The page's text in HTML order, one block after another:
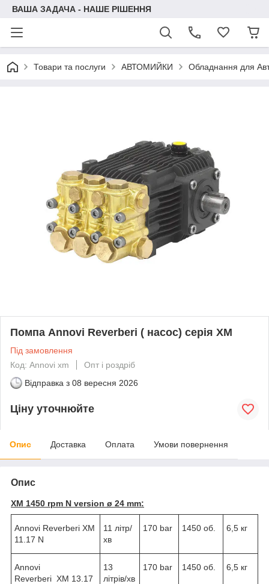
ВАША ЗАДАЧА - НАШЕ РІШЕННЯ
Товари та послуги АВТОМИЙКИ Обладнання для
Помпа Annovi Reverberi ( насос) серія XM
Під замовлення
Код: Annovi xm
Опт і роздріб
Відправка з 08 вересня 2026
Ціну уточнюйте
Опис Доставка Оплата Умови повернення
Опис
XM 1450 rpm N version ø 24 mm:
Annovi Reverberi XM
11.17 N
11 літр/
хв
170 bar 1450 об. 6,5 кг
Annovi
Reverberi XM 13.17
13
літрів/хв
170 bar 1450 об. 6,5 кг